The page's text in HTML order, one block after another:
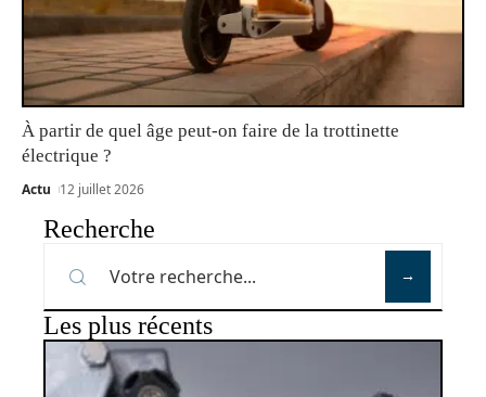
À partir de quel âge peut-on faire de la trottinette
électrique ?
Actu 12 juillet 2026
Recherche
Les plus récents